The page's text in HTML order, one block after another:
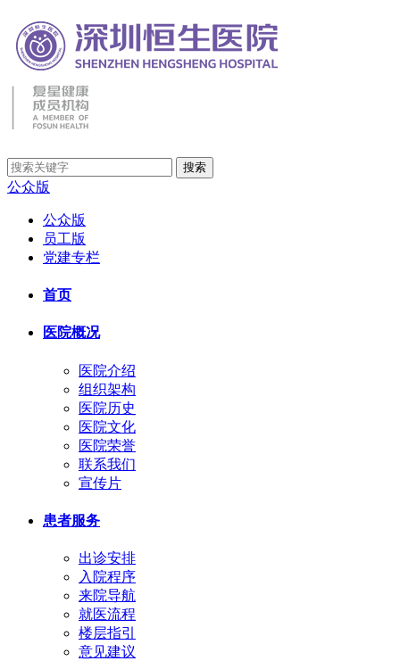
公众版
公众版
员工版
党建专栏
首页
医院概况
医院介绍
组织架构
医院历史
医院文化
医院荣誉
联系我们
宣传片
患者服务
出诊安排
入院程序
来院导航
就医流程
楼层指引
意见建议